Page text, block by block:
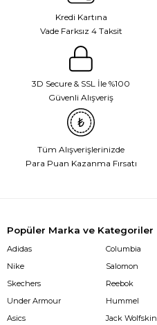
Kredi Kartına
Vade Farksız 4 Taksit
3D Secure & SSL İle %100
Güvenli Alışveriş
Tüm Alışverişlerinizde
Para Puan Kazanma Fırsatı
Popüler Marka ve Kategoriler
Adidas
Nike
Skechers
Under Armour
Asics
Columbia
Salomon
Reebok
Hummel
Jack Wolfskin